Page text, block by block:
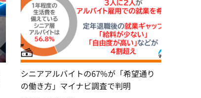
シニアアルバイトの67%が「希望通り
の働き方」マイナビ調査で判明